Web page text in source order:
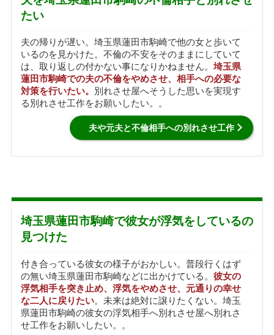
たい
夫の帰りが遅い。埼玉県蓮田市駒崎で他の女と歩いて
いるのを見かけた。不倫の不安をそのままにしていて
は、取り返しの付かない事になりかねません。 埼玉県
蓮田市駒崎での夫の不倫をやめさせ、相手への必要な
対策を行いたい。 別れさせ屋へそうした思いを実現す
る別れさせ工作をお願いしたい。。
夫や元夫と不倫相手への別れさせ工作
埼玉県蓮田市駒崎で彼女が浮気をしているの
見つけた
付き合っている彼女の様子がおかしい。普段行くはず
の無い埼玉県蓮田市駒崎などに出かけている。 彼女の
浮気相手を突き止め、浮気をやめさせ、元通りの幸せ
な二人に戻りたい。未来は絶対に譲りたくない。埼玉
県蓮田市駒崎の彼女の浮気相手へ別れさせ屋へ別れさ
せ工作をお願いしたい。。